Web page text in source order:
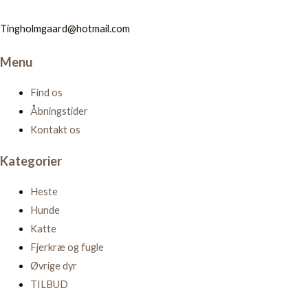
Tingholmgaard@hotmail.com
Menu
Find os
Åbningstider
Kontakt os
Kategorier
Heste
Hunde
Katte
Fjerkræ og fugle
Øvrige dyr
TILBUD